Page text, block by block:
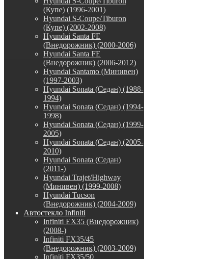
(Купе) (1996-2001)
Hyundai S-Coupe/Tiburon
(Купе) (2002-2008)
Hyundai Santa FE
(Внедорожник) (2000-2006)
Hyundai Santa FE
(Внедорожник) (2006-2012)
Hyundai Santamo (Минивен)
(1997-2003)
Hyundai Sonata (Седан) (1988-
1994)
Hyundai Sonata (Седан) (1994-
1998)
Hyundai Sonata (Седан) (1999-
2005)
Hyundai Sonata (Седан) (2005-
2010)
Hyundai Sonata (Седан)
(2011-)
Hyundai Trajet/Highway
(Минивен) (1999-2008)
Hyundai Tucson
(Внедорожник) (2004-2009)
Автостекло Infiniti
Infiniti EX35 (Внедорожник)
(2008-)
Infiniti FX35/45
(Внедорожник) (2003-2009)
Infiniti FX35/50